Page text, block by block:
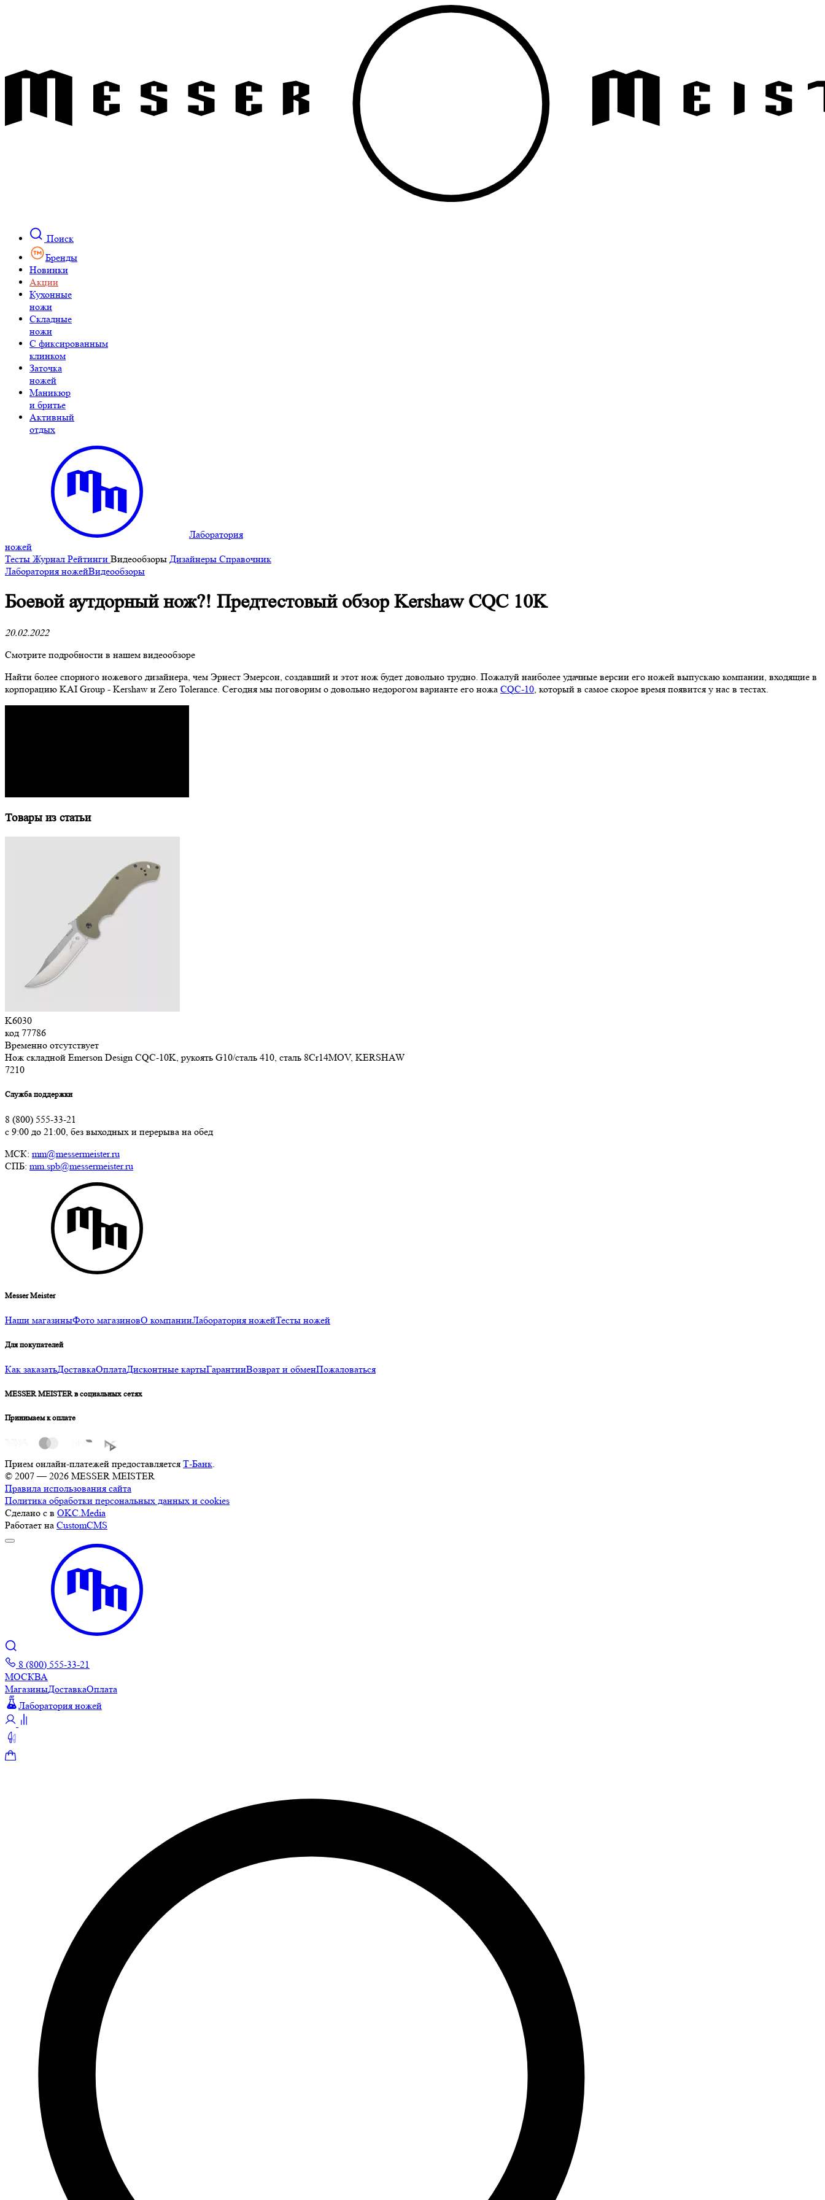
Поиск
Бренды
Новинки
Акции
Кухонные
ножи
Складные
ножи
C фиксированным
клинком
Заточка
ножей
Маникюр
и бритье
Активный
отдых
Лаборатория
ножей
Тесты Журнал Рейтинги Видеообзоры Дизайнеры Справочник
Лаборатория ножейВидеообзоры
​Боевой аутдорный нож?! Предтестовый обзор Kershaw CQC 10K
20.02.2022
Смотрите подробности в нашем видеообзоре
Найти более спорного ножевого дизайнера, чем Эрнест Эмерсон, создавший и этот нож будет довольно трудно. Пожалуй наиболее удачные версии его ножей выпускаю компании, входящие в
корпорацию KAI Group - Kershaw и Zero Tolerance. Сегодня мы поговорим о довольно недорогом варианте его ножа CQC-10 , который в самое скорое время появится у нас в тестах.
Товары из статьи
K6030
код 77786
Временно отсутствует
Нож складной Emerson Design CQC-10K, рукоять G10/сталь 410, сталь 8Cr14MOV, KERSHAW
7210
Служба поддержки
8 (800) 555-33-21
с 9:00 до 21:00, без выходных и перерыва на обед
МСК: mm@messermeister.ru
СПБ: mm.spb@messermeister.ru
Messer Meister
Наши магазиныФото магазиновО компанииЛаборатория ножейТесты ножей
Для покупателей
Как заказатьДоставкаОплатаДисконтные картыГарантииВозврат и обменПожаловаться
MESSER MEISTER в социальных сетях
Принимаем к оплате
Прием онлайн-платежей предоставляется Т-Банк
© 2007 — 2026 MESSER MEISTER
Правила использования сайта
Политика обработки персональных данных и cookies
Сделано с в OKC.Media
Работает на CustomCMS
8 (800) 555-33-21
МОСКВА
МагазиныДоставкаОплата
Лаборатория ножей